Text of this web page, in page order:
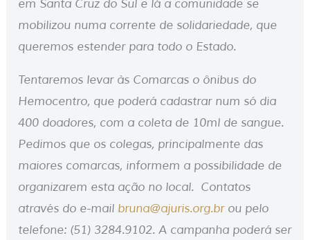
em Santa Cruz do Sul e lá a comunidade se
mobilizou numa corrente de solidariedade, que
queremos estender para todo o Estado.
Tentaremos levar às Comarcas o ônibus do
Hemocentro, que poderá cadastrar num só dia
400 doadores, com a coleta de 10ml de sangue.
Pedimos que os colegas, principalmente das
maiores comarcas, informem a possibilidade de
organizarem esta ação no local. Contatos
através do e-mail bruna@ajuris.org.brou pelo
telefone: (51) 3284.9102. A campanha poderá ser